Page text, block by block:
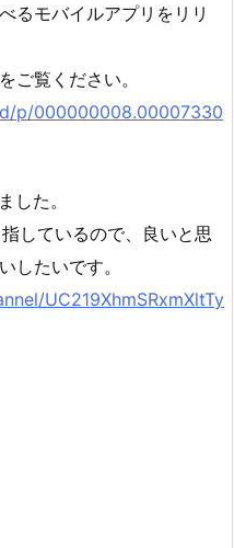
るモバイルアプリをリリ
ご覧ください。
p/000000008.00007330
した。
しているので、良いと思
したいです。
UC219XhmSRxmXltTy